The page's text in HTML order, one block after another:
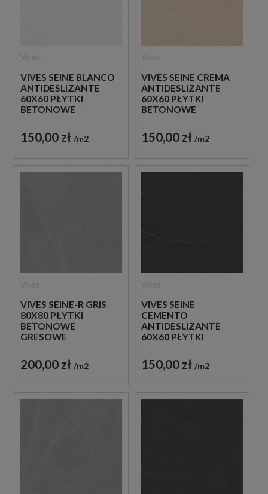
VIVES SEINE BLANCO
ANTIDESLIZANTE
60X60 PŁYTKI
BETONOWE
150,00 zł m2
VIVES SEINE CREMA
ANTIDESLIZANTE
60X60 PŁYTKI
BETONOWE
150,00 zł m2
VIVES SEINE-R GRIS
80X80 PŁYTKI
BETONOWE
GRESOWE
200,00 zł m2
VIVES SEINE
CEMENTO
ANTIDESLIZANTE
60X60 PŁYTKI
GRESOWE
150,00 zł m2